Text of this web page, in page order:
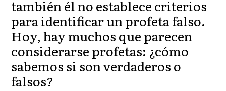
también él no establece criterios
para identificar un profeta falso.
Hoy, hay muchos que parecen
considerarse profetas: ¿cómo
sabemos si son verdaderos o
falsos?